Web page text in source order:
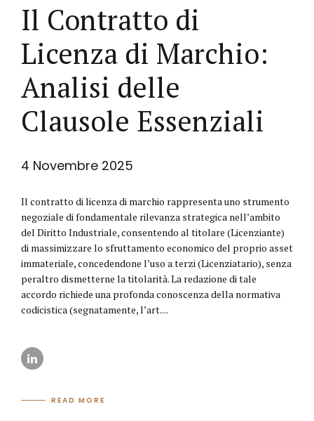
Il Contratto di
Licenza di Marchio:
Analisi delle
Clausole Essenziali
4 Novembre 2025
Il contratto di licenza di marchio rappresenta uno strumento
negoziale di fondamentale rilevanza strategica nell’ambito
del Diritto Industriale, consentendo al titolare (Licenziante)
di massimizzare lo sfruttamento economico del proprio asset
immateriale, concedendone l’uso a terzi (Licenziatario), senza
peraltro dismetterne la titolarità. La redazione di tale
accordo richiede una profonda conoscenza della normativa
codicistica (segnatamente, l’art....
READ MORE